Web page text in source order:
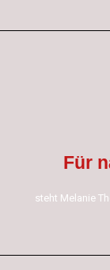
Für
steht Melanie